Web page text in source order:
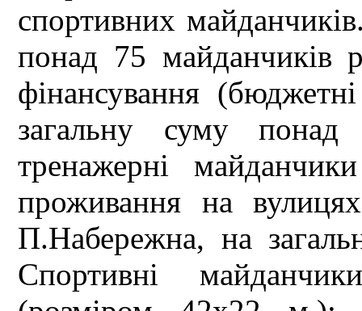
спортивних
понад 75 майданчиків
фінансування
загальну суму
тренажерні
проживання на
П.Набережна, на
Спортивні